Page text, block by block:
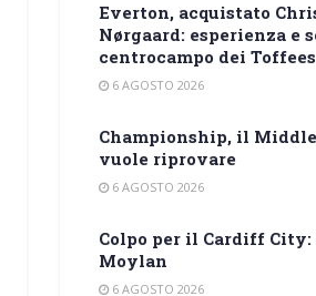
Everton, acquistato
Nørgaard: esperienza e
centrocampo dei Toffees
6 AGOSTO 2026
Championship, il
vuole riprovare
6 AGOSTO 2026
Colpo per il Cardiff
Moylan
6 AGOSTO 2026